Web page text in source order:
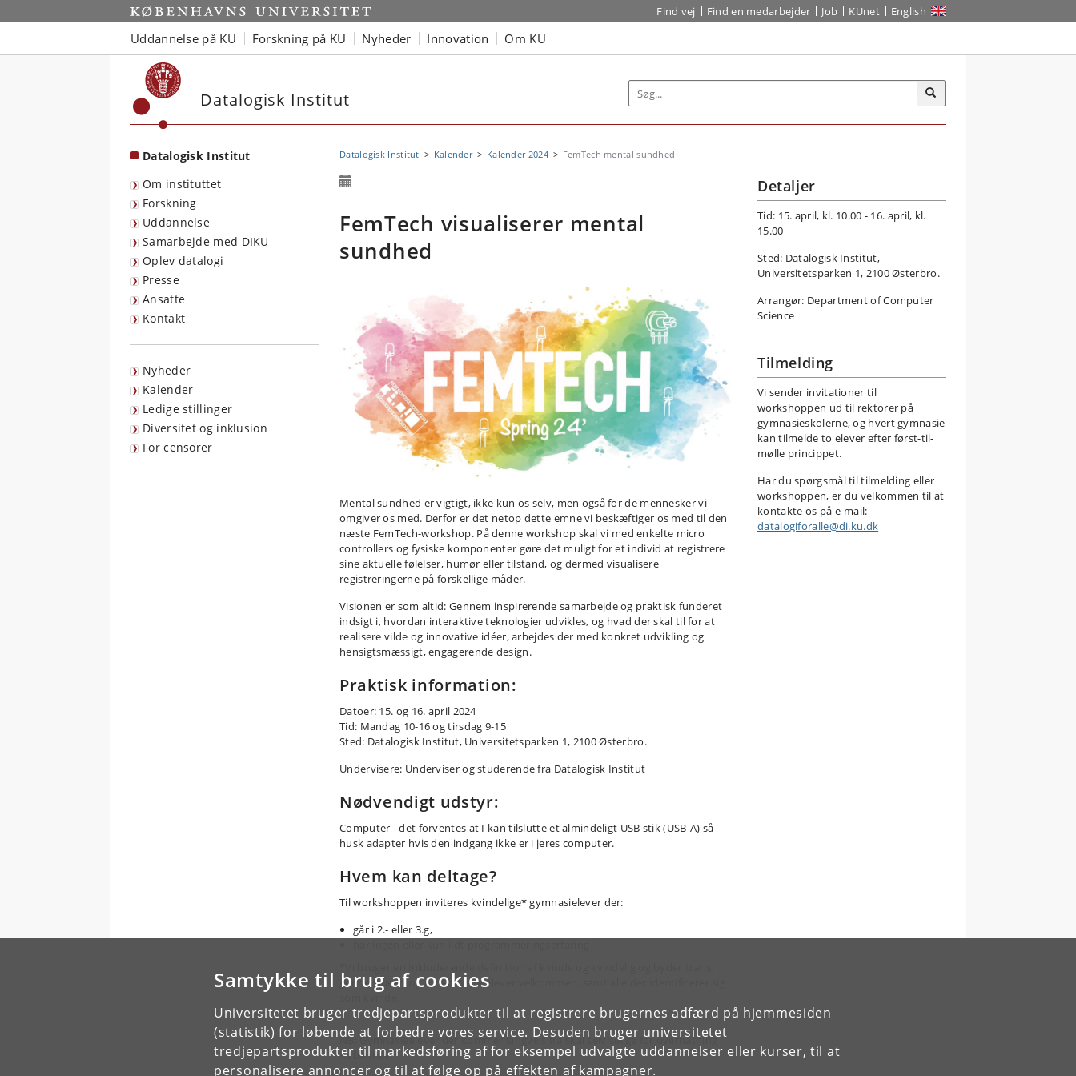
Samtykke til brug af cookies
Universitetet bruger tredjepartsprodukter til at registrere brugernes adfærd på hjemmesiden
(statistik) for løbende at forbedre vores service. Desuden bruger universitetet
tredjepartsprodukter til markedsføring af for eksempel udvalgte uddannelser eller kurser, til at
personalisere annoncer og til at følge op på effekten af kampagner.
Start Find vej Find en medarbejder Job KUnet English
Uddannelse på KU Forskning på KU Nyheder Innovation Om KU
Datalogisk Institut
Datalogisk Institut
Om instituttet
Forskning
Uddannelse
Samarbejde med DIKU
Oplev datalogi
Presse
Ansatte
Kontakt
Nyheder
Kalender
Ledige stillinger
Diversitet og inklusion
For censorer
Datalogisk Institut Kalender Kalender 2024 FemTech mental sundhed
FemTech visualiserer mental
sundhed
Mental sundhed er vigtigt, ikke kun os selv, men også for de mennesker vi
omgiver os med. Derfor er det netop dette emne vi beskæftiger os med til den
næste FemTech-workshop. På denne workshop skal vi med enkelte micro
controllers og fysiske komponenter gøre det muligt for et individ at registrere
sine aktuelle følelser, humør eller tilstand, og dermed visualisere
registreringerne på forskellige måder.
Visionen er som altid: Gennem inspirerende samarbejde og praktisk funderet
indsigt i, hvordan interaktive teknologier udvikles, og hvad der skal til for at
realisere vilde og innovative idéer, arbejdes der med konkret udvikling og
hensigtsmæssigt, engagerende design.
Praktisk information:
Datoer: 15. og 16. april 2024
Tid: Mandag 10-16 og tirsdag 9-15
Sted: Datalogisk Institut, Universitetsparken 1, 2100 Østerbro.
Undervisere: Underviser og studerende fra Datalogisk Institut
Nødvendigt udstyr:
Computer - det forventes at I kan tilslutte et almindeligt USB stik (USB-A) så
husk adapter hvis den indgang ikke er i jeres computer.
Hvem kan deltage?
Til workshoppen inviteres kvindelige* gymnasielever der:
går i 2.- eller 3.g,
genderqueer, og ikke-binære elever velkommen, samt alle der identificerer sig
NB: Gymnasieelever der kommer langvejs fra skal selv sørge for overnatning i
København.
Detaljer
Tid: 15. april, kl. 10.00 - 16. april, kl.
15.00
Sted: Datalogisk Institut,
Universitetsparken 1, 2100 Østerbro.
Arrangør: Department of Computer
Science
Tilmelding
Vi sender invitationer til
workshoppen ud til rektorer på
gymnasieskolerne, og hvert gymnasie
kan tilmelde to elever efter først-til-
mølle princippet.
Har du spørgsmål til tilmelding eller
workshoppen, er du velkommen til at
kontakte os på e-mail:
datalogiforalle@di.ku.dk